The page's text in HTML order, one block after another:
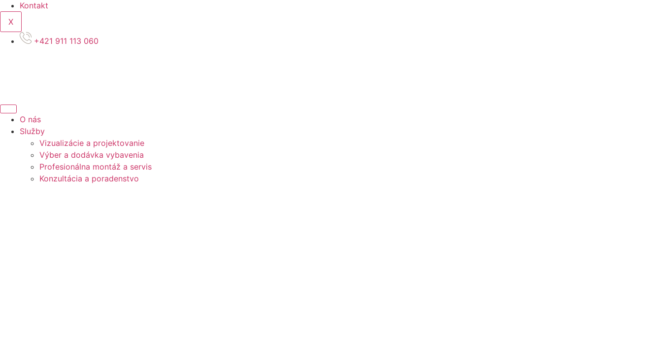
Kontakt
X
+421 911 113 060
O nás
Služby
Vizualizácie a projektovanie
Výber a dodávka vybavenia
Profesionálna montáž a servis
Konzultácia a poradenstvo